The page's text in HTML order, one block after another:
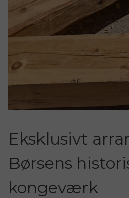
Eksklusivt
Børsens
kongeværk